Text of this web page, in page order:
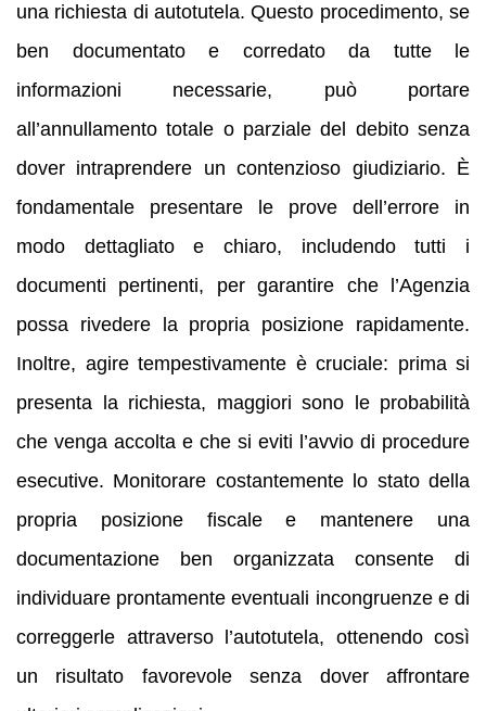
una richiesta di autotutela. Questo procedimento, se
ben documentato e corredato da tutte le
informazioni necessarie, può portare
all’annullamento totale o parziale del debito senza
dover intraprendere un contenzioso giudiziario. È
fondamentale presentare le prove dell’errore in
modo dettagliato e chiaro, includendo tutti i
documenti pertinenti, per garantire che l’Agenzia
possa rivedere la propria posizione rapidamente.
Inoltre, agire tempestivamente è cruciale: prima si
presenta la richiesta, maggiori sono le probabilità
che venga accolta e che si eviti l’avvio di procedure
esecutive. Monitorare costantemente lo stato della
propria posizione fiscale e mantenere una
documentazione ben organizzata consente di
individuare prontamente eventuali incongruenze e di
correggerle attraverso l’autotutela, ottenendo così
un risultato favorevole senza dover affrontare